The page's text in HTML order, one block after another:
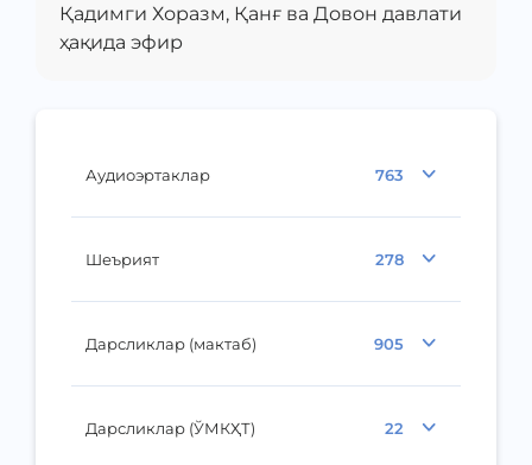
Аудиоэртаклар 763
Шеърият 278
Дарсликлар (мактаб) 905
Дарсликлар (ЎМКҲТ) 22
Қадимги Хоразм, Қанғ ва Довон давлати
ҳақида эфир